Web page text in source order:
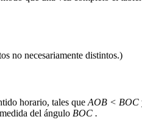
no necesariamente distintos.)
horario, tales que AOB < BOC
del ángulo BOC .